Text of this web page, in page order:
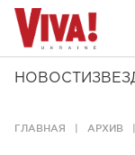
НОВОСТИ
ГЛАВНАЯ АРХИВ